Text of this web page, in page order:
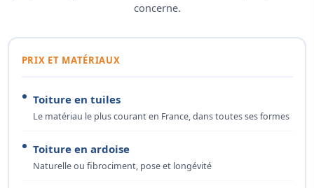
concerne.
PRIX ET MATÉRIAUX
Toiture en tuiles
Le matériau le plus courant en France, dans toutes ses formes
Toiture en ardoise
Naturelle ou fibrociment, pose et longévité